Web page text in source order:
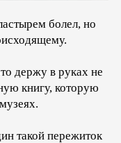
болел, но
держу в руках не
книгу, которую
такой пережиток